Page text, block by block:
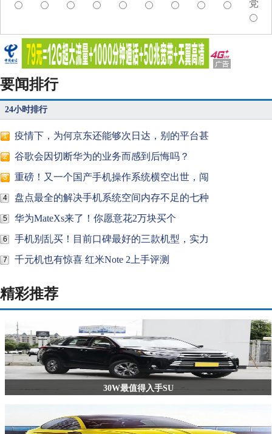
党
要闻排行
24小时排行
1 疫情下，为何京东还能够次日达，别的平台甚
2 谷歌会因切断华为的业务而感到后悔吗？
3 重磅！又一个国产手机操作系统横空出世，闯
4 盘点最全的解决手机系统空间内存不足的七种
5 华为MateXs来了！你愿意花2万块买个
6 手机别乱买！目前口碑最好的三款机型，实力
7 千元机也有惊喜 红米Note 2上手评测
精彩推荐
30W最值得入手SU